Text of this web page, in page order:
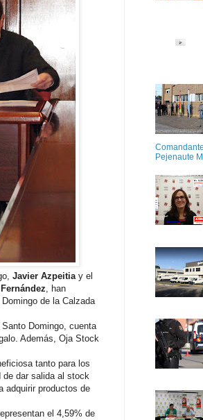
Javier Azpeitiay el
, han
de la Calzada
Domingo, cuenta
Además, Oja Stock
tanto para los
de dar salida al stock
adquirir productos de
el 4,59% de
Pejenaute